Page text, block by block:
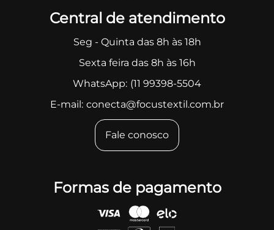
Central de atendimento
Seg - Quinta das 8h às 18h
Sexta feira das 8h às 16h
WhatsApp: (11 99398-5504
E-mail: conecta@focustextil.com.br
Fale conosco
Formas de pagamento